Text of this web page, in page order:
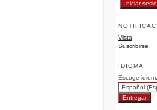
Vista
Suscribirse
IDIOMA
Escoge